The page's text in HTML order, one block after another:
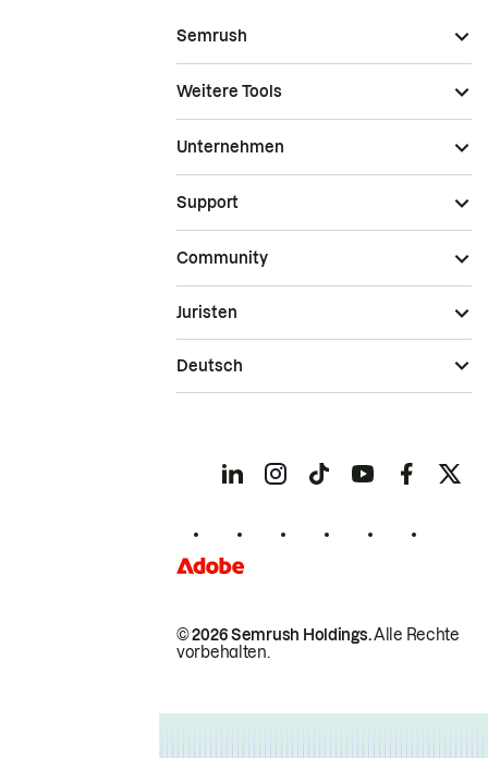
Semrush
Weitere Tools
Unternehmen
Support
Community
© 2026 Semrush Holdings.Alle Rechte
vorbehalten.
Juristen
Deutsch